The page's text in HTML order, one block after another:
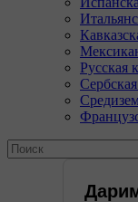
Русская